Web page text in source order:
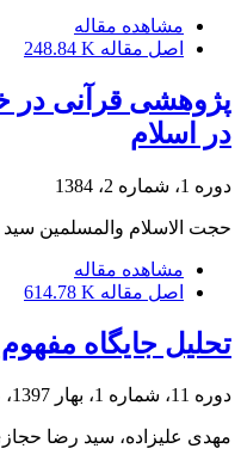
مشاهده مقاله
اصل مقاله 248.84 K
پژوهشی قرآنی در
در اسلام
دوره 1، شماره 2، 1384
حجت الاسلام والمسلمین
مشاهده مقاله
اصل مقاله 614.78 K
تحلیل جایگاه
دوره 11، شماره 1، بهار 1397، صفحه
مهدی علیزاده، سید رضا